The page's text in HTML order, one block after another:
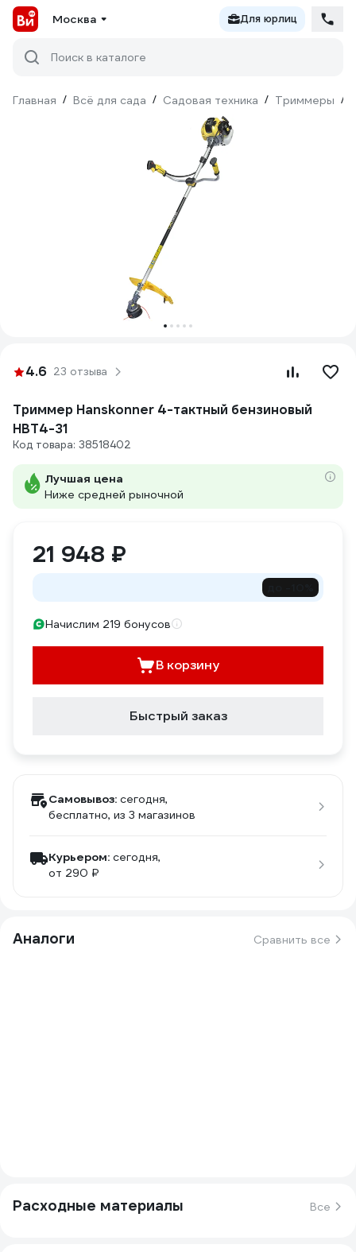
Москва Для юрлиц
Поиск в каталоге
Главная / Всё для сада / Садовая техника / Триммеры /
4.6 23 отзыва
Триммер Hanskonner 4-тактный бензиновый
HBT4-31
Код товара: 38518402
Лучшая цена
Ниже средней рыночной
21 948 ₽
Начислим 219 бонусов
В корзину
Быстрый заказ
Самовывоз: сегодня,
бесплатно, из 3 магазинов
Курьером: сегодня,
от 290 ₽
Аналоги Сравнить все
Расходные материалы Все